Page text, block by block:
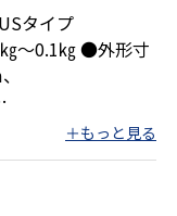
タイプ
～0.1㎏ ●外形寸
、350×500mm、